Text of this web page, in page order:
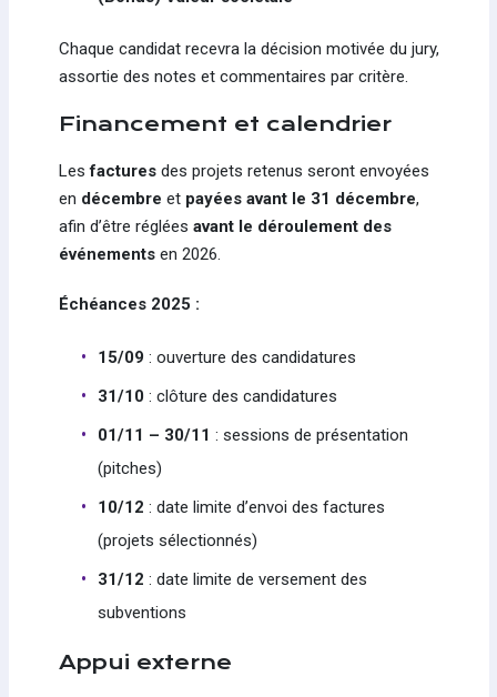
Chaque candidat recevra la décision motivée du jury,
assortie des notes et commentaires par critère.
Financement et calendrier
Lesfacturesdes projets retenus seront envoyées
en décembre et payées avant le 31 décembre,
afin d’être réglées avant le déroulement des
événementsen 2026.
Échéances 2025 :
15/09 : ouverture des candidatures
31/10: clôture des candidatures
01/11 – 30/11 : sessions de présentation
(pitches)
10/12 : date limite d’envoi des factures
(projets sélectionnés)
31/12 : date limite de versement des
subventions
Appui externe